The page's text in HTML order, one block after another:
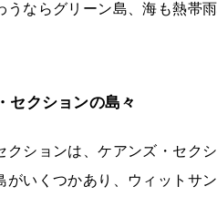
うならグリーン島、海も熱帯
セクションの島々
クションは、ケアンズ・セク
がいくつかあり、ウィットサ